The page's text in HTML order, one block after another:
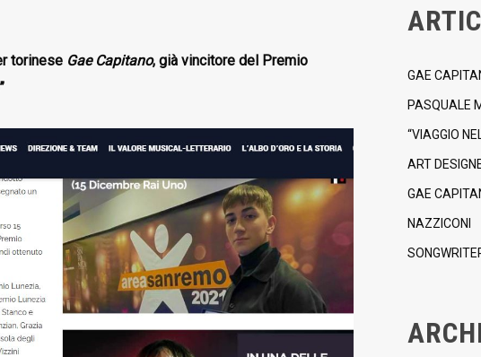
torinese Gae Capitano, già vincitore del Premio
GAE
PASQUALE
“VIAGGIO
ART
GAE
NAZZICONI